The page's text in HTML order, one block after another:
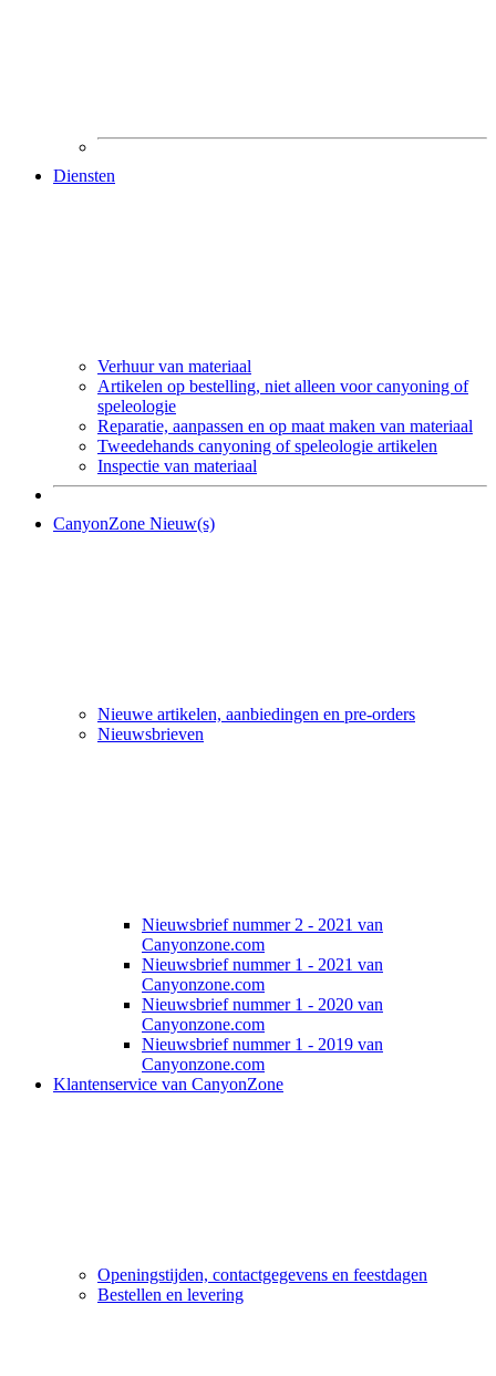
Diensten
Verhuur van materiaal
Artikelen op bestelling, niet alleen voor canyoning of
speleologie
Reparatie, aanpassen en op maat maken van materiaal
Tweedehands canyoning of speleologie artikelen
Inspectie van materiaal
CanyonZone Nieuw(s)
Nieuwe artikelen, aanbiedingen en pre-orders
Nieuwsbrieven
Nieuwsbrief nummer 2 - 2021 van
Canyonzone.com
Nieuwsbrief nummer 1 - 2021 van
Canyonzone.com
Nieuwsbrief nummer 1 - 2020 van
Canyonzone.com
Nieuwsbrief nummer 1 - 2019 van
Canyonzone.com
Klantenservice van CanyonZone
Openingstijden, contactgegevens en feestdagen
Bestellen en levering